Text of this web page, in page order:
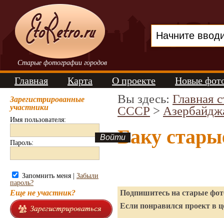
Старые фотографии городов
Главная Карта О проекте Новые
Зарегистрированные
участники
Имя пользователя:
Пароль:
Запомнить меня | Забыли
пароль?
Еще не участник?
Вы здесь: Главная
СССР >
Баку
Подпишитесь на старые
Если понравился проект в